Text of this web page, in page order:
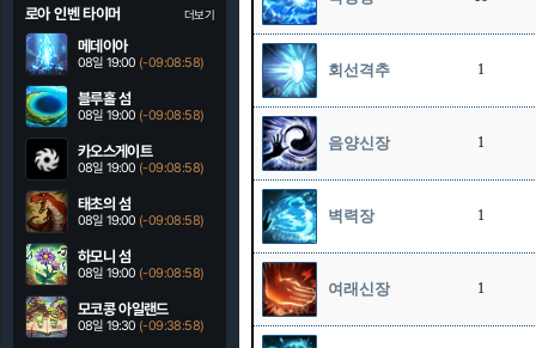
로아 인벤 타이머 더보기
메데이아
08일 19:00 (-09:08:57)
블루홀 섬
08일 19:00 (-09:08:57)
카오스게이트
08일 19:00 (-09:08:57)
태초의 섬
08일 19:00 (-09:08:57)
하모니 섬
08일 19:00 (-09:08:57)
모코콩 아일랜드
08일 19:30 (-09:38:57)
회선격추 1
음양신장 1
벽력장 1
여래신장 1